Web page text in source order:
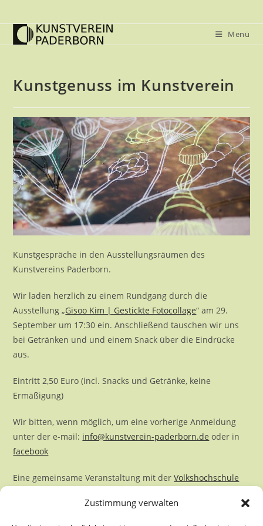
Zustimmung verwalten
Inhalt
springen
Menü
Kunstgenuss im Kunstverein
Kunstgespräche in den Ausstellungsräumen des
Kunstvereins Paderborn.
Wir laden herzlich zu einem Rundgang durch die
Ausstellung „Gisoo Kim | Gestickte Fotocollage“ am 29.
September um 17:30 ein. Anschließend tauschen wir uns
bei Getränken und und einem Snack über die Eindrücke
aus.
Eintritt 2,50 Euro (incl. Snacks und Getränke, keine
Ermäßigung)
Wir bitten, wenn möglich, um eine vorherige Anmeldung
unter der e-mail: info@kunstverein-paderborn.de oder in
facebook
Eine gemeinsame Veranstaltung mit derVolkshochschule